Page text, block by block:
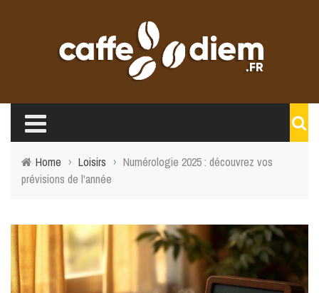
Home › Loisirs › Numérologie 2025 : découvrez vos
prévisions de l'année